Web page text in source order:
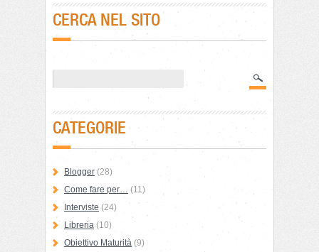
CERCA NEL SITO
CATEGORIE
Blogger (28)
Come fare per… (11)
Interviste (24)
Libreria(10)
Obiettivo Maturità (9)